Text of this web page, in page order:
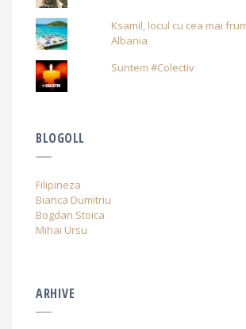
Ksamil, locul cu cea mai
Albania
Suntem #Colectiv
BLOGOLL
Filipineza
Bianca Dumitriu
Bogdan Stoica
Mihai Ursu
ARHIVE